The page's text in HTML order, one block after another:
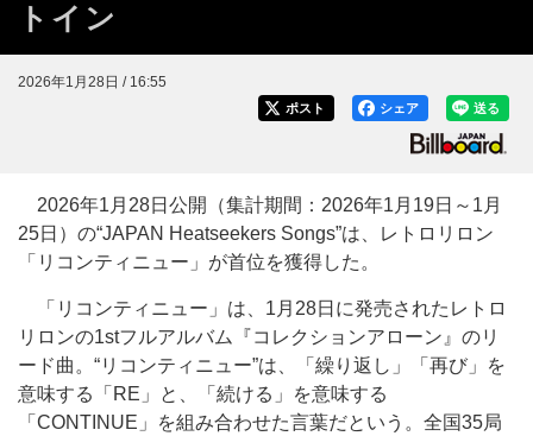
トイン
2026年1月28日 / 16:55
送る
シェア
ポスト
2026年1月28日公開（集計期間：2026年1月19日～1月
25日）の“JAPAN Heatseekers Songs”は、レトロリロン
「リコンティニュー」が首位を獲得した。
「リコンティニュー」は、1月28日に発売されたレトロ
リロンの1stフルアルバム『コレクションアローン』のリ
ード曲。“リコンティニュー”は、「繰り返し」「再び」を
意味する「RE」と、「続ける」を意味する
「CONTINUE」を組み合わせた言葉だという。全国35局